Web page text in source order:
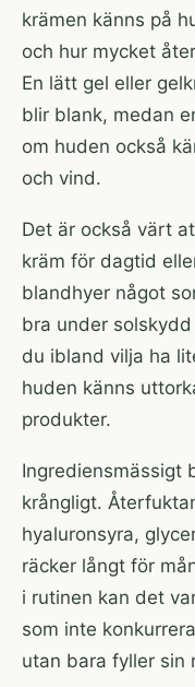
krämen känns på
och hur mycket
En lätt gel eller
blir blank, medan
om huden också
och vind.
Det är också värt
kräm för dagtid
blandhyer något
bra under
du ibland vilja ha
huden känns
produkter.
Ingrediensmässigt
krångligt.
hyaluronsyra,
räcker långt för
i rutinen kan det
som inte
utan bara fyller sin